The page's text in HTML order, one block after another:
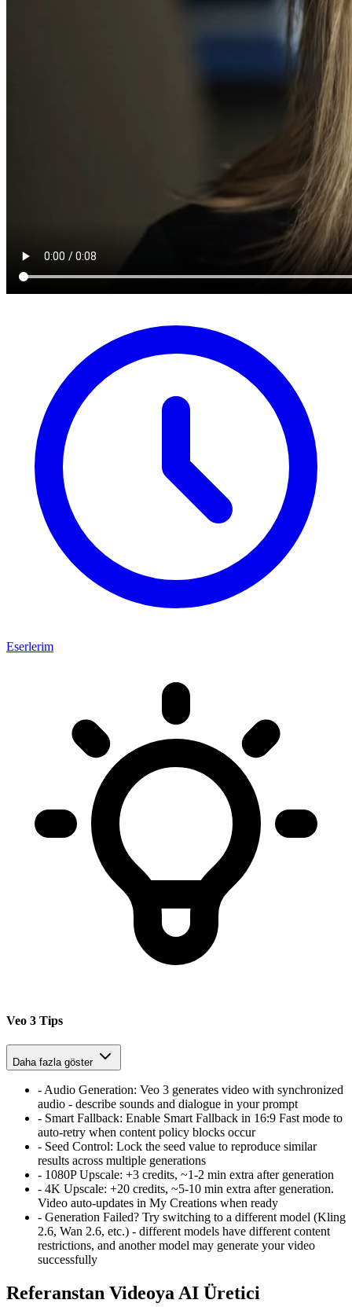
Eserlerim
Veo 3 Tips
Daha fazla göster
- Audio Generation: Veo 3 generates video with synchronized
audio - describe sounds and dialogue in your prompt
- Smart Fallback: Enable Smart Fallback in 16:9 Fast mode to
auto-retry when content policy blocks occur
- Seed Control: Lock the seed value to reproduce similar
results across multiple generations
- 1080P Upscale: +3 credits, ~1-2 min extra after generation
- 4K Upscale: +20 credits, ~5-10 min extra after generation.
Video auto-updates in My Creations when ready
- Generation Failed? Try switching to a different model (Kling
2.6, Wan 2.6, etc.) - different models have different content
restrictions, and another model may generate your video
successfully
Referanstan Videoya AI Üretici